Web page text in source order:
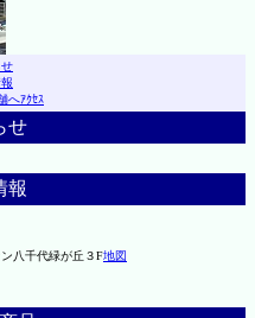
へｱｸｾｽ
せ
報
八千代緑が丘３F地図